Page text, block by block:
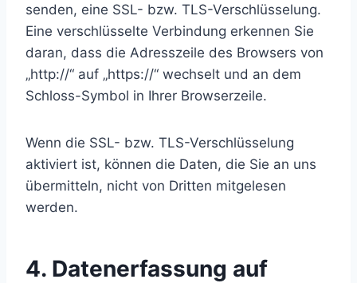
senden, eine SSL- bzw. TLS-Verschlüsselung.
Eine verschlüsselte Verbindung erkennen Sie
daran, dass die Adresszeile des Browsers von
„http://“ auf „https://“ wechselt und an dem
Schloss-Symbol in Ihrer Browserzeile.
Wenn die SSL- bzw. TLS-Verschlüsselung
aktiviert ist, können die Daten, die Sie an uns
übermitteln, nicht von Dritten mitgelesen
werden.
4. Datenerfassung auf